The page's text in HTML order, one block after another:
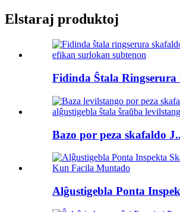
Elstaraj produktoj
Fidinda Ŝtala Ringserura
Bazo por peza skafaldo
Alĝustigebla Ponta